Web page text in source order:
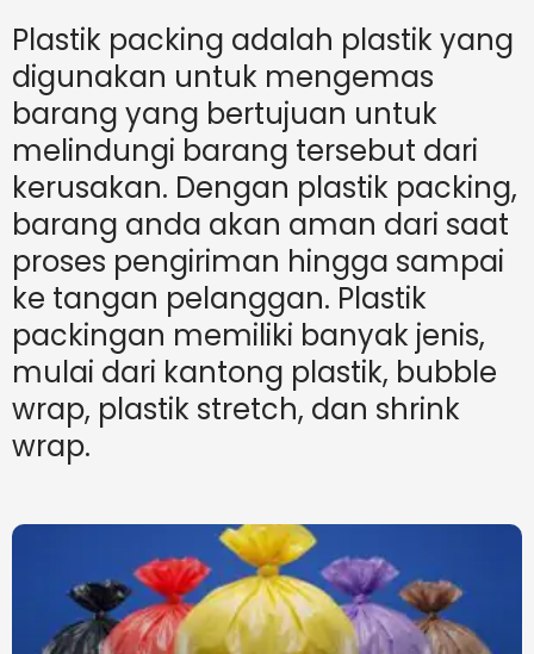
Plastik packing adalah plastik yang
digunakan untuk mengemas
barang yang bertujuan untuk
melindungi barang tersebut dari
kerusakan. Dengan plastik packing,
barang anda akan aman dari saat
proses pengiriman hingga sampai
ke tangan pelanggan. Plastik
packingan memiliki banyak jenis,
mulai dari kantong plastik, bubble
wrap, plastik stretch, dan shrink
wrap.